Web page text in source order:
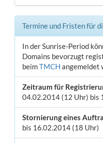
Termine und Fristen für
In der Sunrise-Period
Domains bevorzugt
beimTMCH angemeldet
Zeitraum für
04.02.2014 (12 Uhr) bis
Stornierung eines
bis 16.02.2014 (18 Uhr)